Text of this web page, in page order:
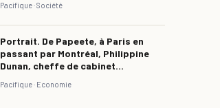
Pacifique ·Société
Portrait. De Papeete, à Paris en
passant par Montréal, Philippine
Dunan, cheffe de cabinet...
Pacifique · Economie